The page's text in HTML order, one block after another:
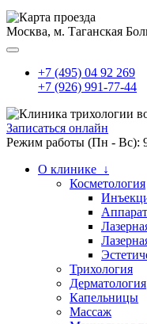
Москва, м. Таганская
+7 (495) 04 92 269
+7 (926) 991-77-44
Записаться онлайн
Режим работы (Пн - Вс):
О клинике ↓
Косметология
Трихология
Дерматология
Капельницы
Массаж